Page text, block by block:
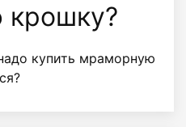
купить мраморную